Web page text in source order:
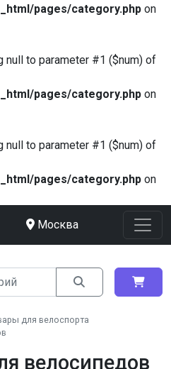
pages/category.php on
null to parameter #1 ($num) of
pages/category.php on
null to parameter #1 ($num) of
pages/category.php on
Москва
для велоспорта
велосипедов